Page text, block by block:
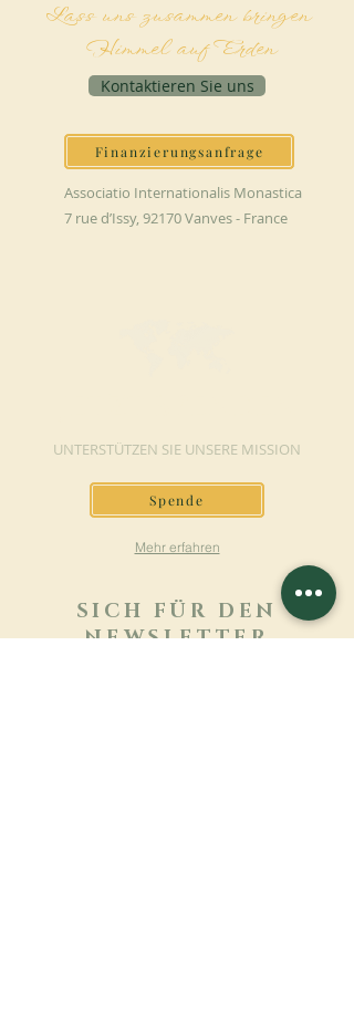
Lass uns zusammen bringen
Himmel auf Erden
Kontaktieren Sie uns
Finanzierungsanfrage
Associatio Internationalis Monastica
7 rue d’Issy, 92170 Vanves - France
UNTERSTÜTZEN SIE UNSERE MISSION
Spende
Mehr erfahren
SICH FÜR DEN
NEWSLETTER